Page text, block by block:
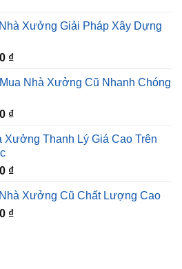
Xưởng Giải Pháp Xây Dựng
₫
Nhà Xưởng Cũ Nhanh Chóng
₫
Xưởng Thanh Lý Giá Cao Trên
₫
Xưởng Cũ Chất Lượng Cao
₫